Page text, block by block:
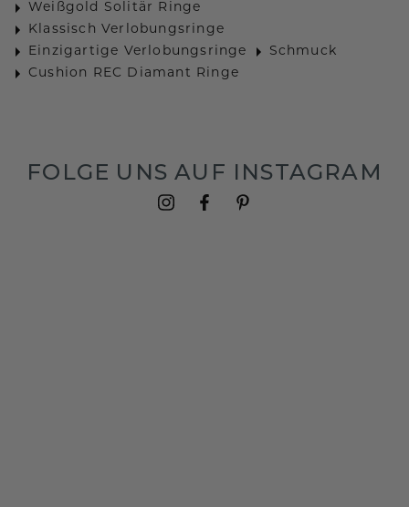
Weißgold Solitär Ringe
Klassisch Verlobungsringe
Einzigartige Verlobungsringe
Schmuck
Cushion REC Diamant Ringe
FOLGE UNS AUF INSTAGRAM